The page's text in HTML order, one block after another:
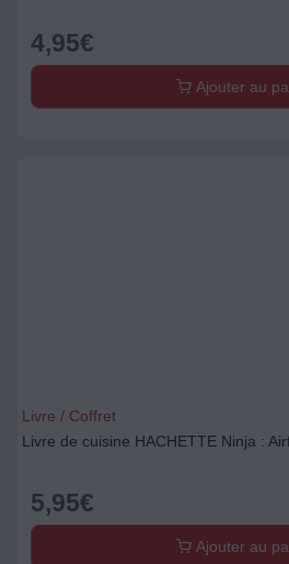
4,95€
Ajouter au
Livre / Coffret
Livre de cuisine HACHETTE Ninja :
5,95€
Ajouter au